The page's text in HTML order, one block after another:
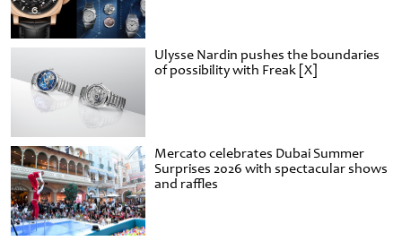
Ulysse Nardin pushes the boundaries
of possibility with Freak [X]
Mercato celebrates Dubai Summer
Surprises 2026 with spectacular shows
and raffles